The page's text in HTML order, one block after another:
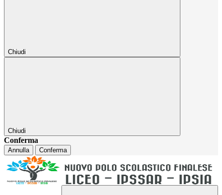
Chiudi
Chiudi
Conferma
Annulla Conferma